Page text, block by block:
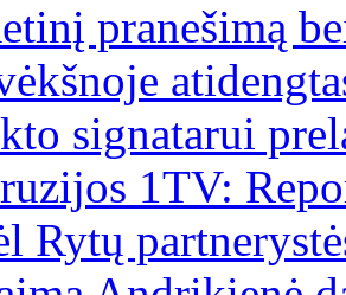
pranešimą
signatarui
1TV:
Rytų